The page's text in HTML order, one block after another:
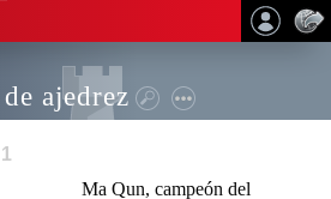
ajedrez
Ma Qun, campeón del